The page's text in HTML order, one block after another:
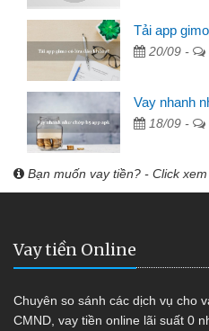
Tải app
20/09 -
Vay nhanh
18/09 -
Bạn muốn vay tiền? - Click xem
Vay tiền Online
Chuyên so sánh các dịch vụ cho
CMND, vay tiền online lãi suất 0